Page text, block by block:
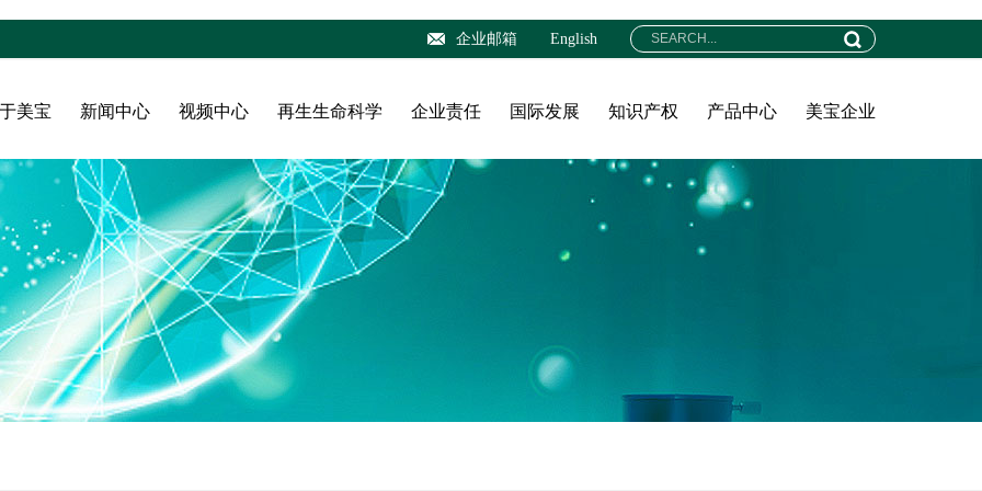
English
企业邮箱
美宝 新闻中心 视频中心 再生生命科学 企业责任 国际发展 知识产权 产品中心 美宝企业